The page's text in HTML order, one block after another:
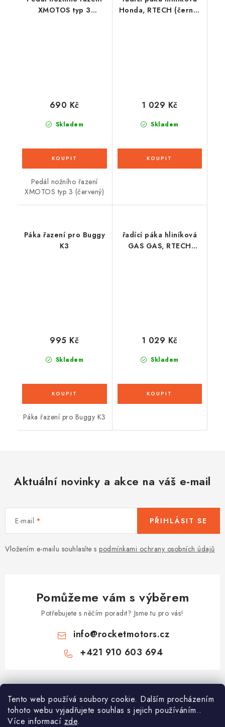
Tento web používá soubory cookie. Dalším procházením
tohoto webu vyjadřujete souhlas s jejich používáním..
Více informací zde.
XMOTOS typ 3
Skladem
690 Kč
Pedál nožního řazení
XMOTOS typ 3 (červený)
Honda, RTECH (černo-
Skladem
1 029 Kč
Páka řazení pro Buggy
K3
Skladem
995 Kč
Páka řazení pro Buggy K3
řadící páka hliníková
GAS GAS, RTECH
Skladem
1 029 Kč
Aktuální novinky a akce na váš e-mail
E-mail
Vložením e-mailu souhlasíte s podmínkami ochrany osobních údajů
PŘIHLÁSIT SE
Pomůžeme vám s výběrem
Potřebujete s něčím poradit? Jsme tu pro vás!
info@rocketmotors.cz
+421 910 603 694
Z
á
Najdete nás